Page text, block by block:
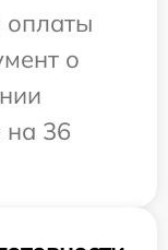
оплаты
о
на 36